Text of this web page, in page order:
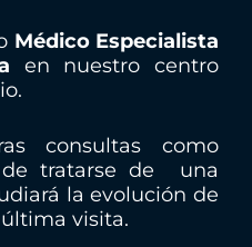
r
i
Médico Especialista
en nuestro centro
consultas como
de tratarse de una
la evolución de
visita.